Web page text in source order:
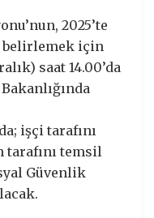
2025’te
belirlemek için
saat 14.00’da
işçi tarafını
temsil
Güvenlik